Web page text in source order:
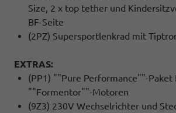
Size, 2 x top tether und
BF-Seite
(2PZ) Supersportlenkrad mit
EXTRAS:
(PP1) ""Pure Performance""-Paket
""Formentor""-Motoren
(9Z3) 230V Wechselrichter und